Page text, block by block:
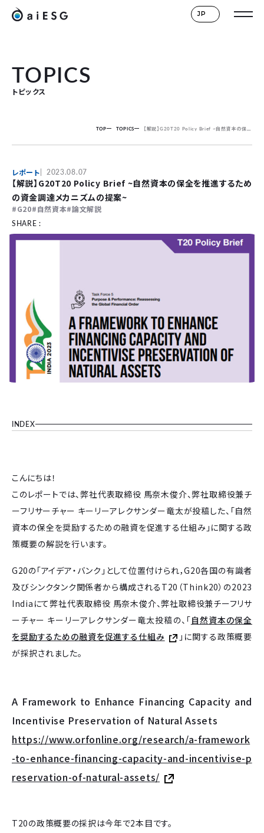
JP
TOPICS
トピックス
TOP TOPICS 【解説】G20T20 Policy Brief ~自然資本の保全を推進するための資金調達メカニズムの提案~
レポート 2023.08.07
【解説】G20T20 Policy Brief ~自然資本の保全を推進するため
の資金調達メカニズムの提案~
G20 自然資本 論文解説
SHARE :
INDEX
こんにちは！
このレポートでは、弊社代表取締役 馬奈木俊介、弊社取締役兼チ
ーフリサーチャー キーリーアレクサンダー竜太が投稿した、「自然
資本の保全を奨励するための融資を促進する仕組み」に関する政
策概要の解説を行います。
G20の「アイデア・バンク」として位置付けられ，G20各国の有識者
及びシンクタンク関係者から構成されるT20（Think20）の2023
Indiaにて弊社代表取締役 馬奈木俊介、弊社取締役兼チーフリサ
ーチャー キーリーアレクサンダー竜太投稿の、「自然資本の保全
を奨励するための融資を促進する仕組み
」に関する政策概要
が採択されました。
A Framework to Enhance Financing Capacity and
Incentivise Preservation of Natural Assets
https://www.orfonline.org/research/a-framework
-to-enhance-financing-capacity-and-incentivise-p
reservation-of-natural-assets/
T20の政策概要の採択は今年で2本目です。